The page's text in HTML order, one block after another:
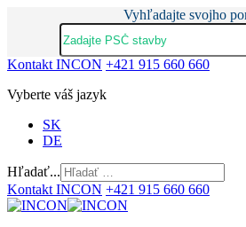
Vyhľadajte svojho
Kontakt INCON +421 915 660 660
Vyberte váš jazyk
SK
DE
Hľadať...
Kontakt INCON +421 915 660 660